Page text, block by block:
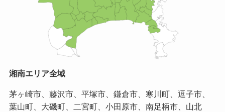
湘南エリア全域
茅ヶ崎市、藤沢市、平塚市、鎌倉市、寒川町、逗子市、
葉山町、大磯町、二宮町、小田原市、南足柄市、山北